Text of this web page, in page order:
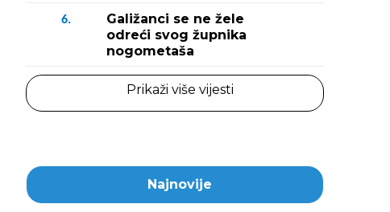
6.
Galižanci se ne žele
odreći svog župnika
nogometaša
Prikaži više vijesti
Najnovije